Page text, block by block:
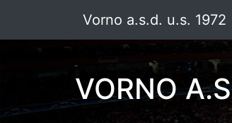
Vorno a.s.d. u.s. 1972
VORNO